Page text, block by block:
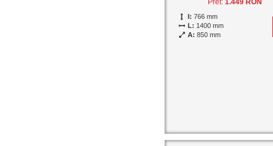
Pret:1.449 RON
I: 766 mm
L: 1400 mm
A: 850 mm